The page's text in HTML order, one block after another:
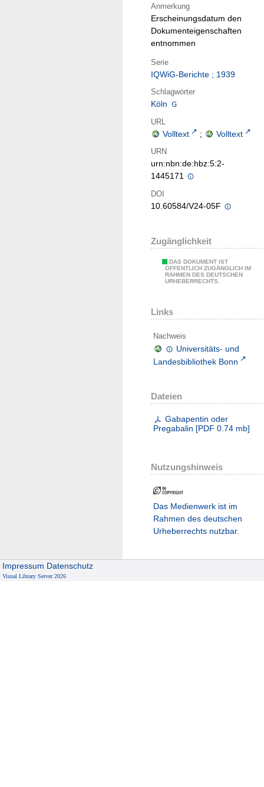
Anmerkung
Erscheinungsdatum den
Dokumenteigenschaften
entnommen
Serie
IQWiG-Berichte ; 1939
Schlagwörter
Köln
URL
Volltext ; Volltext
URN
urn:nbn:de:hbz:5:2-
1445171
DOI
10.60584/V24-05F
Zugänglichkeit
DAS DOKUMENT IST
ÖFFENTLICH ZUGÄNGLICH IM
RAHMEN DES DEUTSCHEN
URHEBERRECHTS.
Links
Nachweis
Universitäts- und
Landesbibliothek Bonn
Dateien
Gabapentin oder
Pregabalin [PDF 0.74 mb]
Nutzungshinweis
Das Medienwerk ist im
Rahmen des deutschen
Urheberrechts nutzbar.
Impressum Datenschutz
Visual Library Server 2026